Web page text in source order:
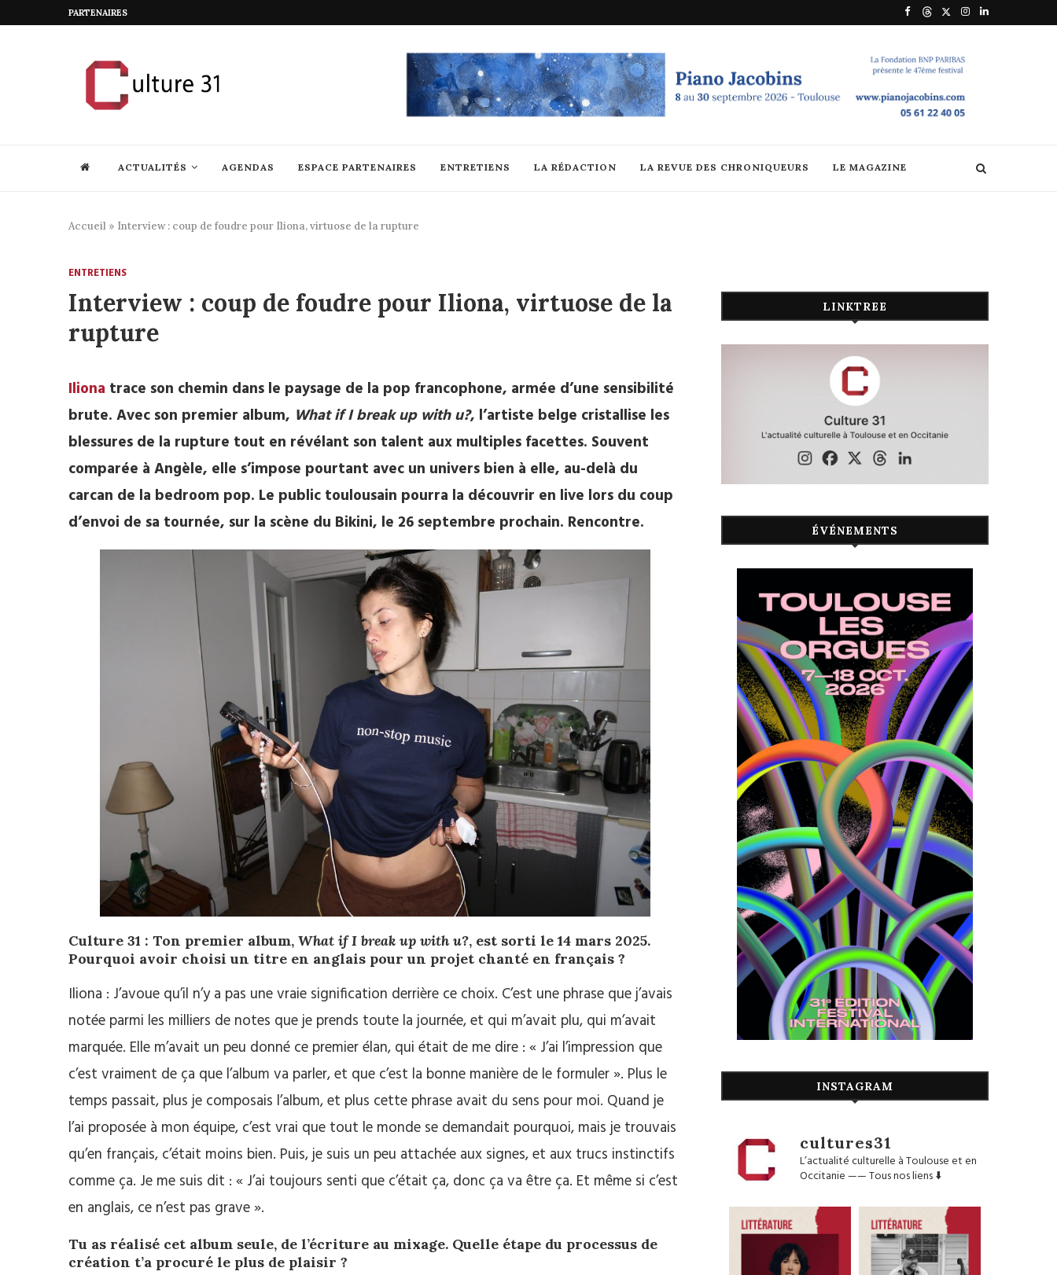
PARTENAIRES
ACTUALITÉS AGENDAS ESPACE PARTENAIRES ENTRETIENS LA RÉDACTION LA REVUE DES CHRONIQUEURS LE MAGAZINE
Accueil » Interview : coup de foudre pour Iliona, virtuose de la rupture
ENTRETIENS
Interview : coup de foudre pour Iliona, virtuose de la
rupture
Iliona trace son chemin dans le paysage de la pop francophone, armée d’une sensibilité
brute. Avec son premier album, What if I break up with u?, l’artiste belge cristallise les
blessures de la rupture tout en révélant son talent aux multiples facettes. Souvent
comparée à Angèle, elle s’impose pourtant avec un univers bien à elle, au-delà du
carcan de la bedroom pop. Le public toulousain pourra la découvrir en live lors du coup
d’envoi de sa tournée, sur la scène du Bikini, le 26 septembre prochain. Rencontre.
Culture 31 : Ton premier album, What if I break up with u?, est sorti le 14 mars 2025.
Pourquoi avoir choisi un titre en anglais pour un projet chanté en français ?
Iliona : J’avoue qu’il n’y a pas une vraie signification derrière ce choix. C’est une phrase que j’avais
notée parmi les milliers de notes que je prends toute la journée, et qui m’avait plu, qui m’avait
marquée. Elle m’avait un peu donné ce premier élan, qui était de me dire : « J’ai l’impression que
c’est vraiment de ça que l’album va parler, et que c’est la bonne manière de le formuler ». Plus le
temps passait, plus je composais l’album, et plus cette phrase avait du sens pour moi. Quand je
l’ai proposée à mon équipe, c’est vrai que tout le monde se demandait pourquoi, mais je trouvais
qu’en français, c’était moins bien. Puis, je suis un peu attachée aux signes, et aux trucs instinctifs
comme ça. Je me suis dit : « J’ai toujours senti que c’était ça, donc ça va être ça. Et même si c’est
en anglais, ce n’est pas grave ».
Tu as réalisé cet album seule, de l’écriture au mixage. Quelle étape du processus de
création t’a procuré le plus de plaisir ?
LINKTREE
ÉVÉNEMENTS
INSTAGRAM
cultures31
L’actualité culturelle à Toulouse et en
Occitanie——Tous nos liens ⬇️